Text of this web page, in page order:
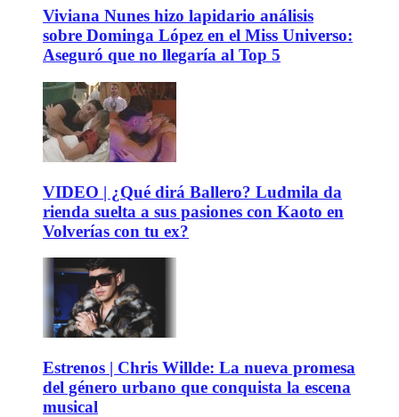
Viviana Nunes hizo lapidario análisis
sobre Dominga López en el Miss Universo:
Aseguró que no llegaría al Top 5
VIDEO | ¿Qué dirá Ballero? Ludmila da
rienda suelta a sus pasiones con Kaoto en
Volverías con tu ex?
Estrenos | Chris Willde: La nueva promesa
del género urbano que conquista la escena
musical